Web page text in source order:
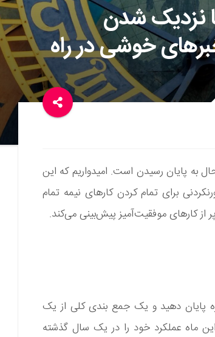
نزدیک شدن
خوشی در راه
در حال به پایان رسیدن است. امیدواریم که این
برای تمام کردن کارهای نیمه تمام
از کارهای موفقیت‌آمیز پیش‌بینی می‌کند.
پایان دهید و یک جمع بندی کلی از یک
ماه عملکرد خود را در یک سال گذشته